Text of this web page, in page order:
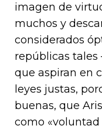
imagen de
muchos y
considerados
repúblicas
que aspiran en
leyes justas,
buenas, que
como «voluntad